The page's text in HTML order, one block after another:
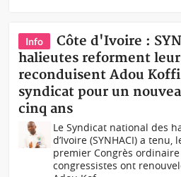
Info
Côte d'Ivoire :
halieutes reforment
reconduisent Adou
syndicat pour un
cinq ans
Le Syndicat national des
d’Ivoire (SYNHACI) a tenu,
premier Congrès
congressistes ont